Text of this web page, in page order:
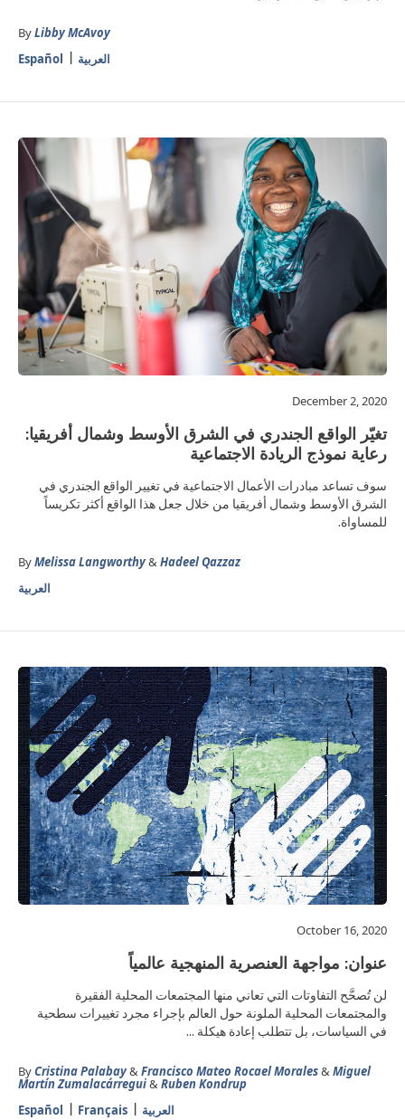
ByLibby McAvoy
Español
العربية
December 2, 2020
تغيّر الواقع الجندري في الشرق الأوسط وشمال أفريقيا:
رعاية نموذج الريادة الاجتماعية
سوف تساعد مبادرات الأعمال الاجتماعية في تغيير الواقع الجندري في
الشرق الأوسط وشمال أفريقيا من خلال جعل هذا الواقع أكثر تكريساً
للمساواة.
ByMelissa Langworthy&Hadeel Qazzaz
العربية
October 16, 2020
عنوان: مواجهة العنصرية المنهجية عالمياً
لن تُصحَّح التفاوتات التي تعاني منها المجتمعات المحلية الفقيرة
والمجتمعات المحلية الملونة حول العالم بإجراء مجرد تغييرات سطحية
في السياسات، بل تتطلب إعادة هيكلة ...
ByCristina Palabay&Francisco Mateo Rocael Morales&Miguel
Martín Zumalacárregui&Ruben Kondrup
Español
Français العربية